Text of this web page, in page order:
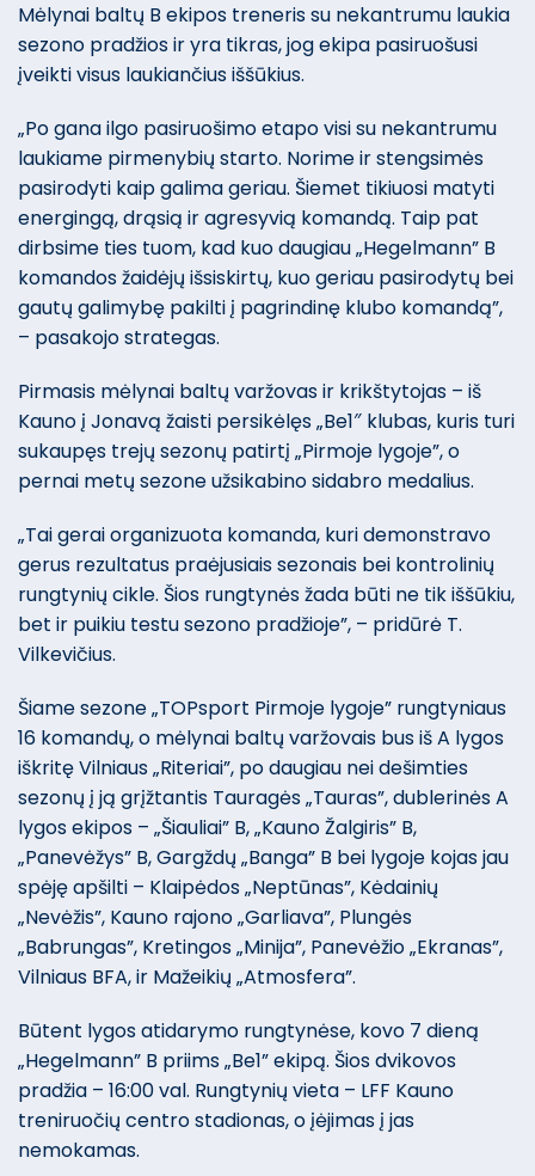
Mėlynai baltų B ekipos treneris su nekantrumu laukia
sezono pradžios ir yra tikras, jog ekipa pasiruošusi
įveikti visus laukiančius iššūkius.
„Po gana ilgo pasiruošimo etapo visi su nekantrumu
laukiame pirmenybių starto. Norime ir stengsimės
pasirodyti kaip galima geriau. Šiemet tikiuosi matyti
energingą, drąsią ir agresyvią komandą. Taip pat
dirbsime ties tuom, kad kuo daugiau „Hegelmann” B
komandos žaidėjų išsiskirtų, kuo geriau pasirodytų bei
gautų galimybę pakilti į pagrindinę klubo komandą”,
– pasakojo strategas.
Pirmasis mėlynai baltų varžovas ir krikštytojas – iš
Kauno į Jonavą žaisti persikėlęs „Be1″ klubas, kuris turi
sukaupęs trejų sezonų patirtį „Pirmoje lygoje”, o
pernai metų sezone užsikabino sidabro medalius.
„Tai gerai organizuota komanda, kuri demonstravo
gerus rezultatus praėjusiais sezonais bei kontrolinių
rungtynių cikle. Šios rungtynės žada būti ne tik iššūkiu,
bet ir puikiu testu sezono pradžioje”, – pridūrė T.
Vilkevičius.
Šiame sezone „TOPsport Pirmoje lygoje” rungtyniaus
16 komandų, o mėlynai baltų varžovais bus iš A lygos
iškritę Vilniaus „Riteriai”, po daugiau nei dešimties
sezonų į ją grįžtantis Tauragės „Tauras”, dublerinės A
lygos ekipos – „Šiauliai” B, „Kauno Žalgiris” B,
„Panevėžys” B, Gargždų „Banga” B bei lygoje kojas jau
spėję apšilti – Klaipėdos „Neptūnas”, Kėdainių
„Nevėžis”, Kauno rajono „Garliava”, Plungės
„Babrungas”, Kretingos „Minija”, Panevėžio „Ekranas”,
Vilniaus BFA, ir Mažeikių „Atmosfera”.
Būtent lygos atidarymo rungtynėse, kovo 7 dieną
„Hegelmann” B priims „Be1” ekipą. Šios dvikovos
pradžia – 16:00 val. Rungtynių vieta – LFF Kauno
treniruočių centro stadionas, o įėjimas į jas
nemokamas.